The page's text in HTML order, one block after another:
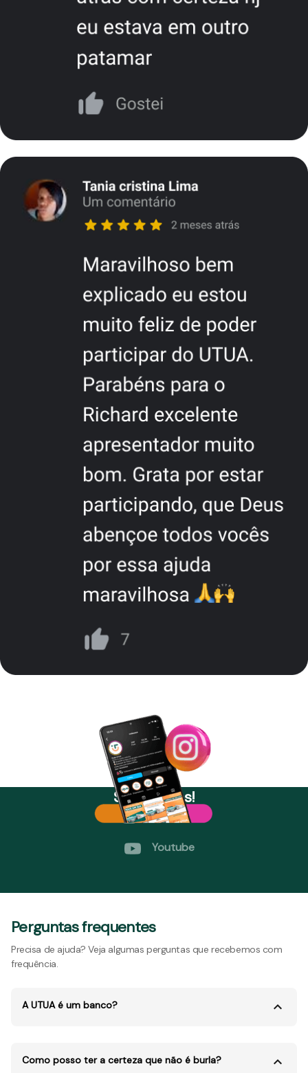
Segue-nos!
Instagram
Youtube
Perguntas frequentes
Precisa de ajuda? Veja algumas perguntas que recebemos com
frequência.
A UTUA é um banco?
Como posso ter a certeza que não é burla?